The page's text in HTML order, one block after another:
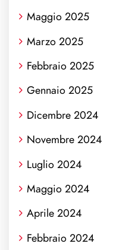
Maggio 2025
Marzo 2025
Febbraio 2025
Gennaio 2025
Dicembre 2024
Novembre 2024
Luglio 2024
Maggio 2024
Aprile 2024
Febbraio 2024